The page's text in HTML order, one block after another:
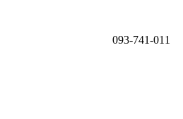
093-741-011